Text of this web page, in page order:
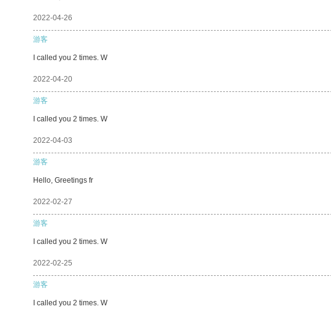
2022-04-26
游客
I called you 2 times. W
2022-04-20
游客
I called you 2 times. W
2022-04-03
游客
Hello, Greetings fr
2022-02-27
游客
I called you 2 times. W
2022-02-25
游客
I called you 2 times. W